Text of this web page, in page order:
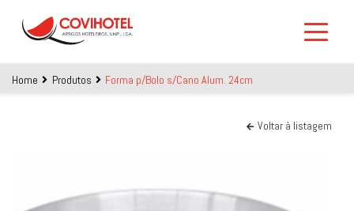
Home Produtos Forma p/Bolo s/Cano Alum. 24cm
Voltar à listagem